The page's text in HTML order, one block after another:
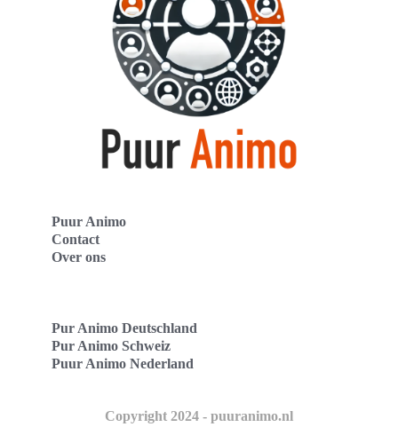
Puur Animo
Contact
Over ons
Pur Animo Deutschland
Pur Animo Schweiz
Puur Animo Nederland
Copyright 2024 - puuranimo.nl